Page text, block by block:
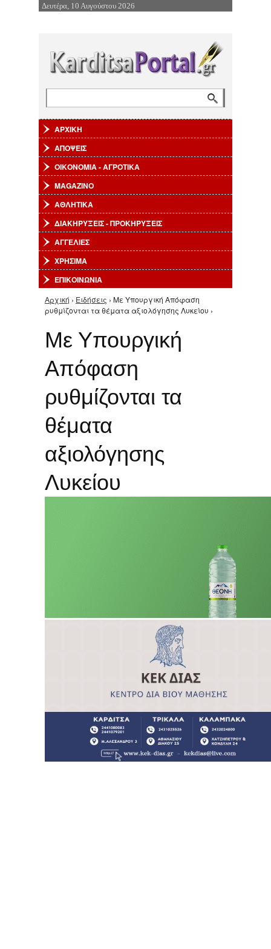
Επιστροφή στην Πλοήγηση
Δευτέρα, 10 Αυγούστου 2026
ΑΡΧΙΚΗ
ΑΠΟΨΕΙΣ
ΟΙΚΟΝΟΜΙΑ - ΑΓΡΟΤΙΚΑ
MAGAZINO
ΑΘΛΗΤΙΚΑ
ΔΙΑΚΗΡΥΞΕΙΣ - ΠΡΟΚΗΡΥΞΕΙΣ
ΑΓΓΕΛΙΕΣ
ΧΡΗΣΙΜΑ
ΕΠΙΚΟΙΝΩΝΙΑ
Είστε εδώ
Αρχική › Ειδήσεις › Με Υπουργική Απόφαση
ρυθμίζονται τα θέματα αξιολόγησης Λυκείου ›
Με Υπουργική
Απόφαση
ρυθμίζονται τα
θέματα
αξιολόγησης
Λυκείου